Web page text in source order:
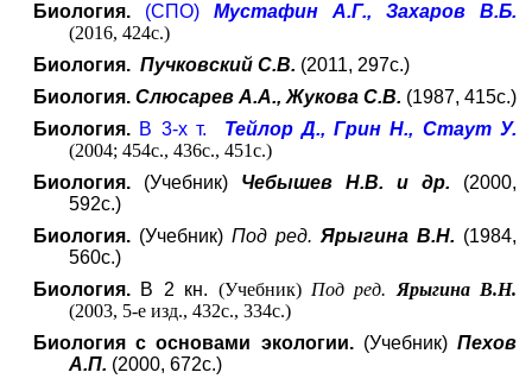
Биология. (СПО) Мустафин А.Г., Захаров В.Б.
(2016, 424с.)
Биология. Пучковский С.В. (2011, 297с.)
Биология. Слюсарев А.А., Жукова С.В. (1987, 415с.)
Биология. В 3-х т.
Тейлор Д., Грин Н., Стаут У.
(2004; 454с., 436с., 451с.)
Биология. (Учебник) Чебышев Н.В. и др. (2000,
592с.)
Биология. (Учебник) Под ред. Ярыгина В.Н. (1984,
560с.)
Биология. В 2 кн. (Учебник) Под ред. ЯрыгинаВ.Н.
(2003, 5-е изд., 432с., 334с.)
Биология с основами экологии. (Учебник)Пехов
А.П. (2000, 672с.)